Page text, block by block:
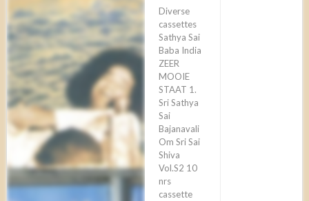
Diverse
cassettes
Sathya Sai
Baba India
ZEER
MOOIE
STAAT 1.
Sri Sathya
Sai
Bajanavali
Om Sri Sai
Shiva
Vol.S2 10
nrs
cassette